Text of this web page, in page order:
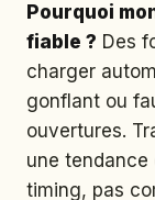
Pourquoi
fiable ? Des
charger
gonflant ou
ouvertures.
une tendance
timing, pas